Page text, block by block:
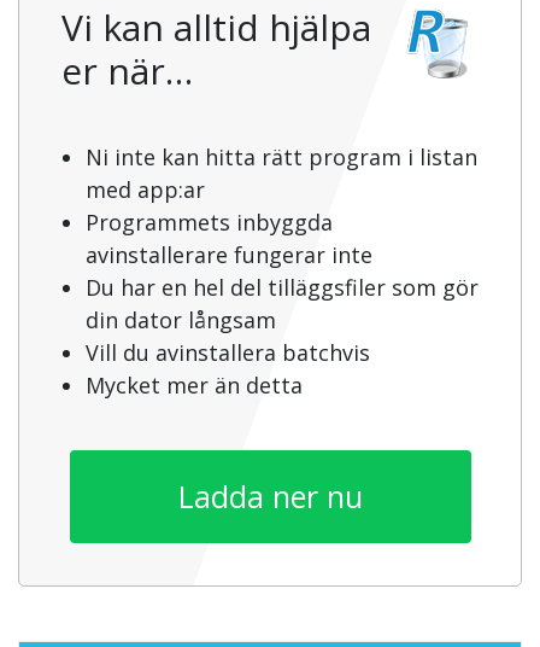
Vi kan alltid hjälpa
er när…
Ni inte kan hitta rätt program i listan
med app:ar
Programmets inbyggda
avinstallerare fungerar inte
Du har en hel del tilläggsfiler som gör
din dator långsam
Vill du avinstallera batchvis
Mycket mer än detta
Ladda ner nu